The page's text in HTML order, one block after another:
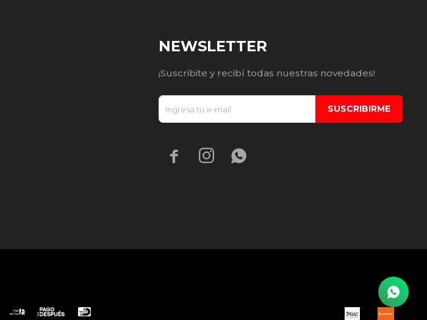
NEWSLETTER
¡Suscribite y recibí todas nuestras novedades!
SUSCRIBIRME
  